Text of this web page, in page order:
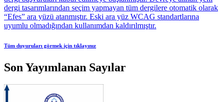
dergi tasarımlarından seçim yapmayan tüm dergilere otomatik olarak
“Efes” ara yüzü atanmıştır. Eski ara yüz WCAG standartlarına
uyumlu olmadığından kullanımdan kaldırılmıştır.
Tüm duyuruları görmek için tıklayınız
Son Yayımlanan Sayılar